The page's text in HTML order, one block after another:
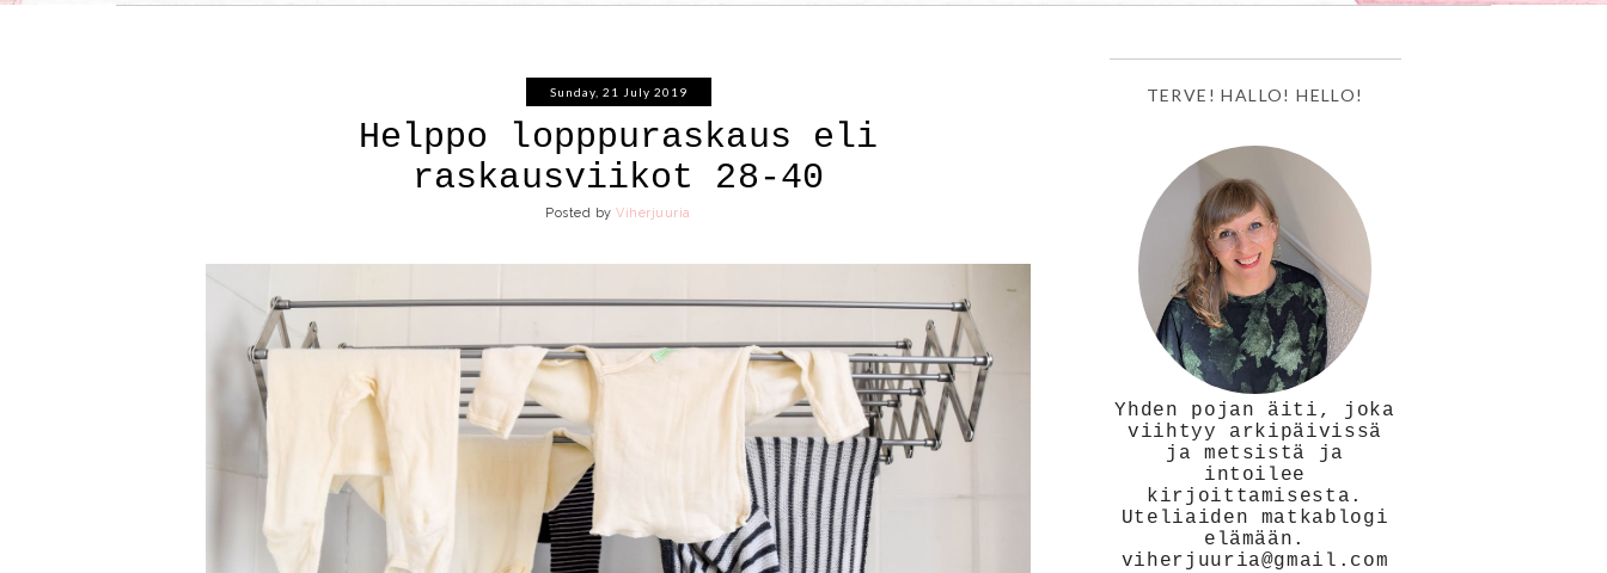
Sunday, 21 July 2019
Helppo lopppuraskaus eli
raskausviikot 28-40
Posted byViherjuuria
TERVE! HALLO! HELLO!
Yhden pojan äiti, joka
viihtyy arkipäivissä
ja metsistä ja
intoilee
kirjoittamisesta.
Uteliaiden matkablogi
elämään.
viherjuuria@gmail.com